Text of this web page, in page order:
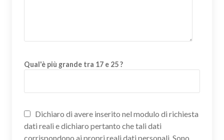
Qual'è più grande tra 17 e 25 ?
Dichiaro di avere inserito nel modulo di richiesta
dati reali e dichiaro pertanto che tali dati
corrispondono ai propri reali dati personali. Sono